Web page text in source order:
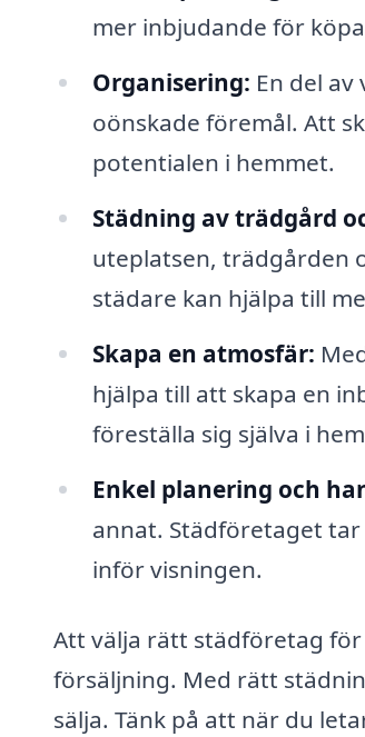
mer inbjudande för
Organisering: En del
oönskade föremål. Att
potentialen i hemmet.
Städning av trädgård
uteplatsen, trädgården
städare kan hjälpa till
Skapa en atmosfär:
hjälpa till att skapa en
föreställa sig själva i
Enkel planering och
annat. Städföretaget
inför visningen.
Att välja rätt städföretag
försäljning. Med rätt
sälja. Tänk på att när du